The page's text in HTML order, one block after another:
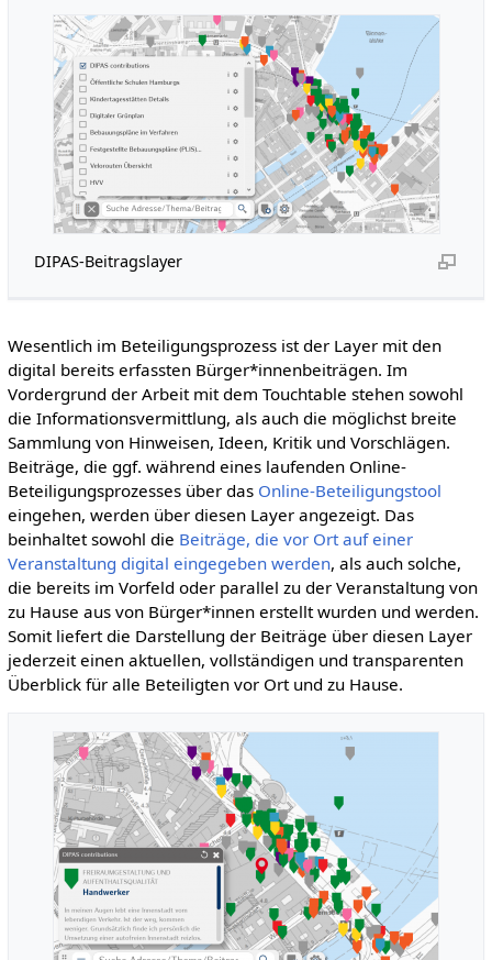
DIPAS-Beitragslayer
Wesentlich im Beteiligungsprozess ist der Layer mit den
digital bereits erfassten Bürger*innenbeiträgen. Im
Vordergrund der Arbeit mit dem Touchtable stehen sowohl
die Informationsvermittlung, als auch die möglichst breite
Sammlung von Hinweisen, Ideen, Kritik und Vorschlägen.
Beiträge, die ggf. während eines laufenden Online-
Beteiligungsprozesses über das Online-Beteiligungstool
eingehen, werden über diesen Layer angezeigt. Das
beinhaltet sowohl die Beiträge, die vor Ort auf einer
Veranstaltung digital eingegeben werden, als auch solche,
die bereits im Vorfeld oder parallel zu der Veranstaltung von
zu Hause aus von Bürger*innen erstellt wurden und werden.
Somit liefert die Darstellung der Beiträge über diesen Layer
jederzeit einen aktuellen, vollständigen und transparenten
Überblick für alle Beteiligten vor Ort und zu Hause.